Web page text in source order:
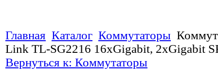
Главная Каталог Коммутаторы
Link TL-SG2216 16xGigabit, 2xGigabit
Вернуться к: Коммутаторы